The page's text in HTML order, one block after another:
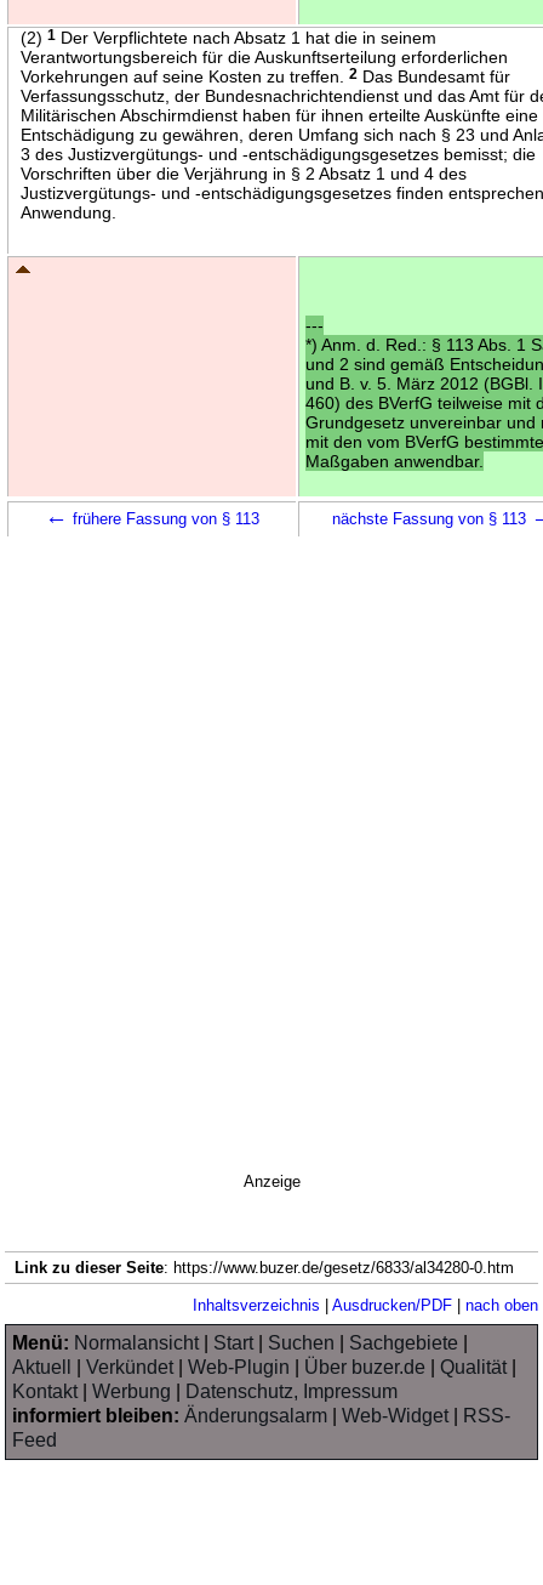
(2)1 Der Verpflichtete nach Absatz 1 hat die in seinem
Verantwortungsbereich für die Auskunftserteilung erforderlichen
Vorkehrungen auf seine Kosten zu treffen.2 Das Bundesamt für
Verfassungsschutz, der Bundesnachrichtendienst und das Amt für
Militärischen Abschirmdienst haben für ihnen erteilte Auskünfte eine
Entschädigung zu gewähren, deren Umfang sich nach § 23 und
3 des Justizvergütungs- und -entschädigungsgesetzes bemisst; die
Vorschriften über die Verjährung in § 2 Absatz 1 und 4 des
Justizvergütungs- und -entschädigungsgesetzes finden
Anwendung.
---
*) Anm. d. Red.: § 113 Abs. 1
und 2 sind gemäß
und B. v. 5. März 2012 (BGBl.
460) des BVerfG teilweise mit
Grundgesetz unvereinbar und
mit den vom BVerfG
Maßgaben anwendbar.
← frühere Fassung von § 113 nächste Fassung von § 113
Anzeige
Link zu dieser Seite: https://www.buzer.de/gesetz/6833/al34280-0.htm
Inhaltsverzeichnis | Ausdrucken/PDF| nach oben
Menü: Normalansicht| Start| Suchen Sachgebiete
Aktuell
|Verkündet|Web-Plugin Über buzer.de |Qualität|
Kontakt|Werbung
Datenschutz, Impressum
informiert bleiben: Änderungsalarm |Web-Widget|
RSS-
Feed